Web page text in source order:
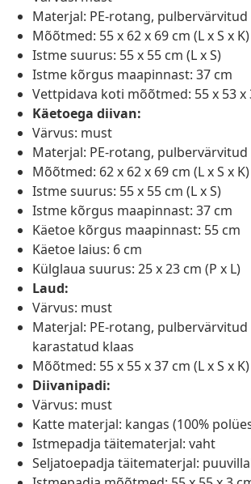
Materjal: PE-rotang, pulbervärvitud
Mõõtmed: 55 x 62 x 69 cm (L x S x K)
Istme suurus: 55 x 55 cm (L x S)
Istme kõrgus maapinnast: 37 cm
Vettpidava koti mõõtmed: 55 x 53 x
Käetoega diivan:
Värvus: must
Materjal: PE-rotang, pulbervärvitud
Mõõtmed: 62 x 62 x 69 cm (L x S x K)
Istme suurus: 55 x 55 cm (L x S)
Istme kõrgus maapinnast: 37 cm
Käetoe kõrgus maapinnast: 55 cm
Käetoe laius: 6 cm
Külglaua suurus: 25 x 23 cm (P x L)
Laud:
Värvus: must
Materjal: PE-rotang, pulbervärvitud
karastatud klaas
Mõõtmed: 55 x 55 x 37 cm (L x S x K)
Diivanipadi:
Värvus: must
Katte materjal: kangas (100%
Istmepadja täitematerjal: vaht
Seljatoepadja täitematerjal: